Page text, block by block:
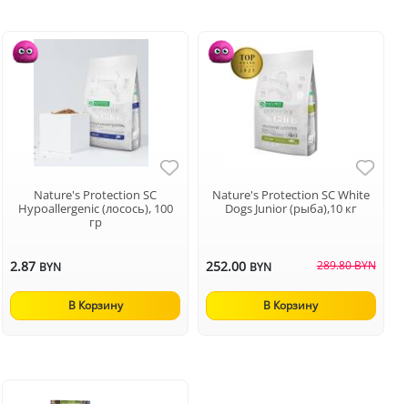
Nature's Protection SC
Hypoallergenic (лосось), 100
гр
2.87 BYN
В Корзину
Nature's Protection SC White
Dogs Junior (рыба),10 кг
252.00 BYN 289.80 BYN
В Корзину